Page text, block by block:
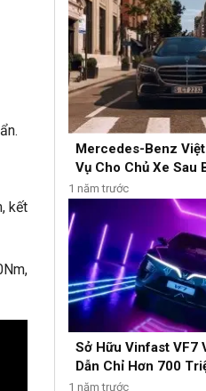
kết
Mercedes-Benz
Vụ Cho Chủ Xe Sau
1 năm trước
Sở Hữu Vinfast VF7
Dẫn Chỉ Hơn 700
1 năm trước